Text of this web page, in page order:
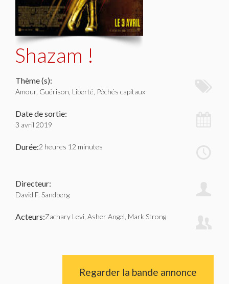
Shazam !
Thème (s):
Amour, Guérison, Liberté, Péchés capitaux
Date de sortie:
3 avril 2019
Durée:2 heures 12 minutes
Directeur:
David F. Sandberg
Acteurs:Zachary Levi, Asher Angel, Mark Strong
Regarder la bande annonce